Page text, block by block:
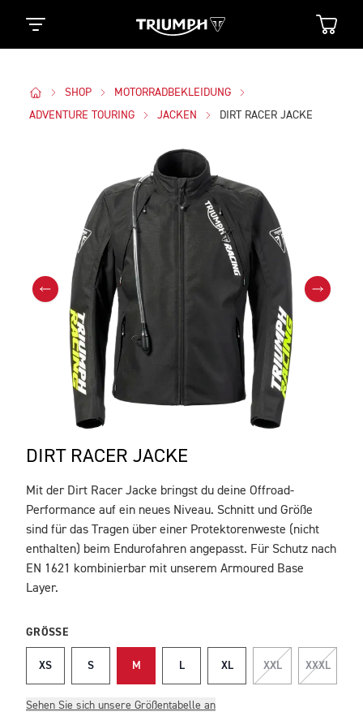
SHOP
MOTORRADBEKLEIDUNG
ADVENTURE TOURING
JACKEN DIRT RACER JACKE
DIRT RACER JACKE
BESCHREIBUNG
Mit der Dirt Racer Jacke bringst du deine Offroad-
Performance auf ein neues Niveau. Schnitt und Größe
sind für das Tragen über einer Protektorenweste (nicht
enthalten) beim Endurofahren angepasst. Für Schutz nach
EN 1621 kombinierbar mit unserem Armoured Base
Layer.
GRÖSSE
XS S M L XL XXL XXXL
Sehen Sie sich unsere Größentabelle an